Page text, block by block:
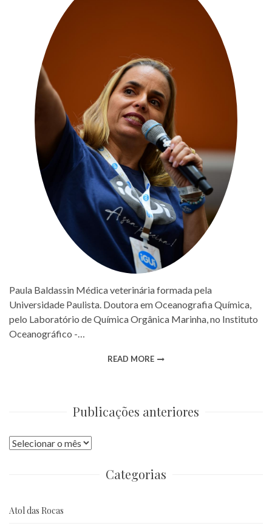
Paula Baldassin Médica veterinária formada pela
Universidade Paulista. Doutora em Oceanografia Química,
pelo Laboratório de Química Orgânica Marinha, no Instituto
Oceanográfico -…
READ MORE
Publicações anteriores
Publicações
Categorias
Atol das Rocas